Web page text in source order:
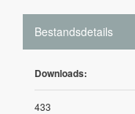
Bestandsdetails
Downloads:
433